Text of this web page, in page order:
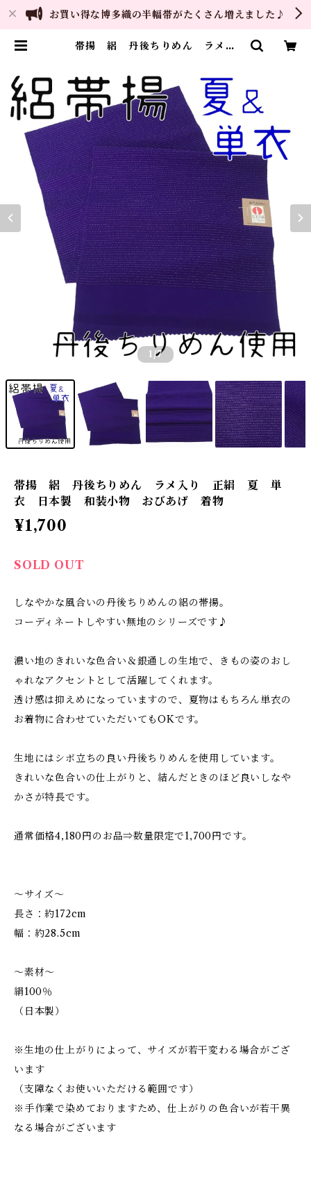
お買い得な博多織の半幅帯がたくさん増えました♪
帯揚 絽 丹後ちりめん ラメ入
物・帯・和装小物 呉服問屋 直販
サイト
1 /7
帯揚 絽 丹後ちりめん ラメ入り 正絹 夏 単
衣 日本製 和装小物 おびあげ 着物
¥1,700
SOLD OUT
しなやかな風合いの丹後ちりめんの絽の帯揚。
コーディネートしやすい無地のシリーズです♪
濃い地のきれいな色合い＆銀通しの生地で、きもの姿のおし
ゃれなアクセントとして活躍してくれます。
透け感は抑えめになっていますので、夏物はもちろん単衣の
お着物に合わせていただいてもOKです。
生地にはシボ立ちの良い丹後ちりめんを使用しています。
きれいな色合いの仕上がりと、結んだときのほど良いしなや
かさが特長です。
通常価格4,180円のお品⇒数量限定で1,700円です。
～サイズ～
長さ：約172cm
幅：約28.5cm
～素材～
絹100％
（日本製）
※生地の仕上がりによって、サイズが若干変わる場合がござ
います
（支障なくお使いいただける範囲です）
※手作業で染めておりますため、仕上がりの色合いが若干異
なる場合がございます